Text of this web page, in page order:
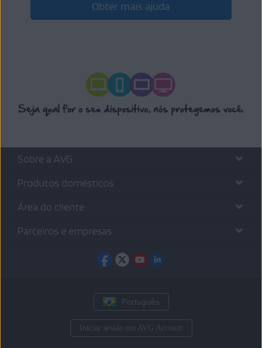
Obter mais ajuda
Sobre a AVG
Produtos domésticos
Área do cliente
Parceiros e empresas
Português
Iniciar sessão em AVG Account